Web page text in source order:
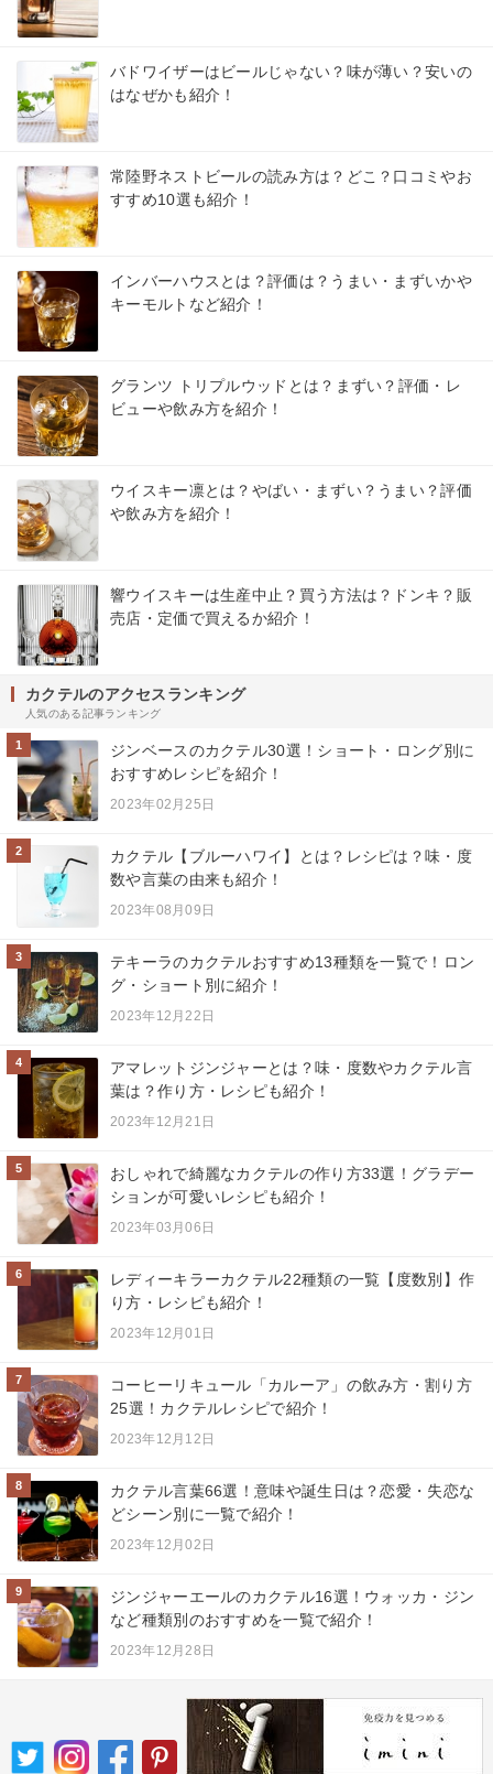
バドワイザーはビールじゃない？味が薄い？安いの
はなぜかも紹介！
常陸野ネストビールの読み方は？どこ？口コミやお
すすめ10選も紹介！
インバーハウスとは？評価は？うまい・まずいかや
キーモルトなど紹介！
グランツ トリプルウッドとは？まずい？評価・レ
ビューや飲み方を紹介！
ウイスキー凛とは？やばい・まずい？うまい？評価
や飲み方を紹介！
響ウイスキーは生産中止？買う方法は？ドンキ？販
売店・定価で買えるか紹介！
カクテルのアクセスランキング
人気のある記事ランキング
1
ジンベースのカクテル30選！ショート・ロング別に
おすすめレシピを紹介！
2023年02月25日
2
カクテル【ブルーハワイ】とは？レシピは？味・度
数や言葉の由来も紹介！
2023年08月09日
3
テキーラのカクテルおすすめ13種類を一覧で！ロン
グ・ショート別に紹介！
2023年12月22日
4
アマレットジンジャーとは？味・度数やカクテル言
葉は？作り方・レシピも紹介！
2023年12月21日
5
おしゃれで綺麗なカクテルの作り方33選！グラデー
ションが可愛いレシピも紹介！
2023年03月06日
6
レディーキラーカクテル22種類の一覧【度数別】作
り方・レシピも紹介！
2023年12月01日
7
コーヒーリキュール「カルーア」の飲み方・割り方
25選！カクテルレシピで紹介！
2023年12月12日
8
カクテル言葉66選！意味や誕生日は？恋愛・失恋な
どシーン別に一覧で紹介！
2023年12月02日
9
ジンジャーエールのカクテル16選！ウォッカ・ジン
など種類別のおすすめを一覧で紹介！
2023年12月28日